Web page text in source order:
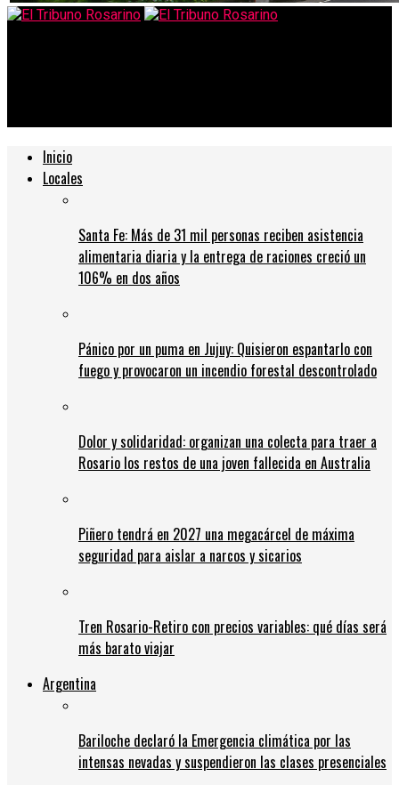
Inicio
Locales
Santa Fe: Más de 31 mil personas reciben asistencia
alimentaria diaria y la entrega de raciones creció un
106% en dos años
Pánico por un puma en Jujuy: Quisieron espantarlo con
fuego y provocaron un incendio forestal descontrolado
Dolor y solidaridad: organizan una colecta para traer a
Rosario los restos de una joven fallecida en Australia
Piñero tendrá en 2027 una megacárcel de máxima
seguridad para aislar a narcos y sicarios
Tren Rosario-Retiro con precios variables: qué días será
más barato viajar
Argentina
Bariloche declaró la Emergencia climática por las
intensas nevadas y suspendieron las clases presenciales